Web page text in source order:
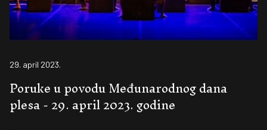
29. april 2023.
Poruke u povodu Međunarodnog dana
plesa - 29. april 2023. godine